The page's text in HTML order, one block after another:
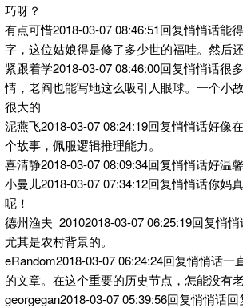
巧呀？
有点可惜2018-03-07 08:46:51回复悄悄话能
字，这位姑娘得是修了多少世的福哇。然后还
紧跟着学2018-03-07 08:46:00回复悄悄话很
情，老阎也能写地这么吸引人眼球。一个小
很大的
泥燕飞2018-03-07 08:24:19回复悄悄话好像
个故事，佩服逻辑推理能力。
喜清静2018-03-07 08:09:34回复悄悄话好温
小曼儿2018-03-07 07:34:12回复悄悄话你妈
呢！
德州渔夫_20102018-03-07 06:25:19回复悄
尤其是农村背景的。
eRandom2018-03-07 06:24:24回复悄悄话一
的文章。在这个重要的历史节点，怎能没有老
georgegan2018-03-07 05:39:56回复悄悄话回